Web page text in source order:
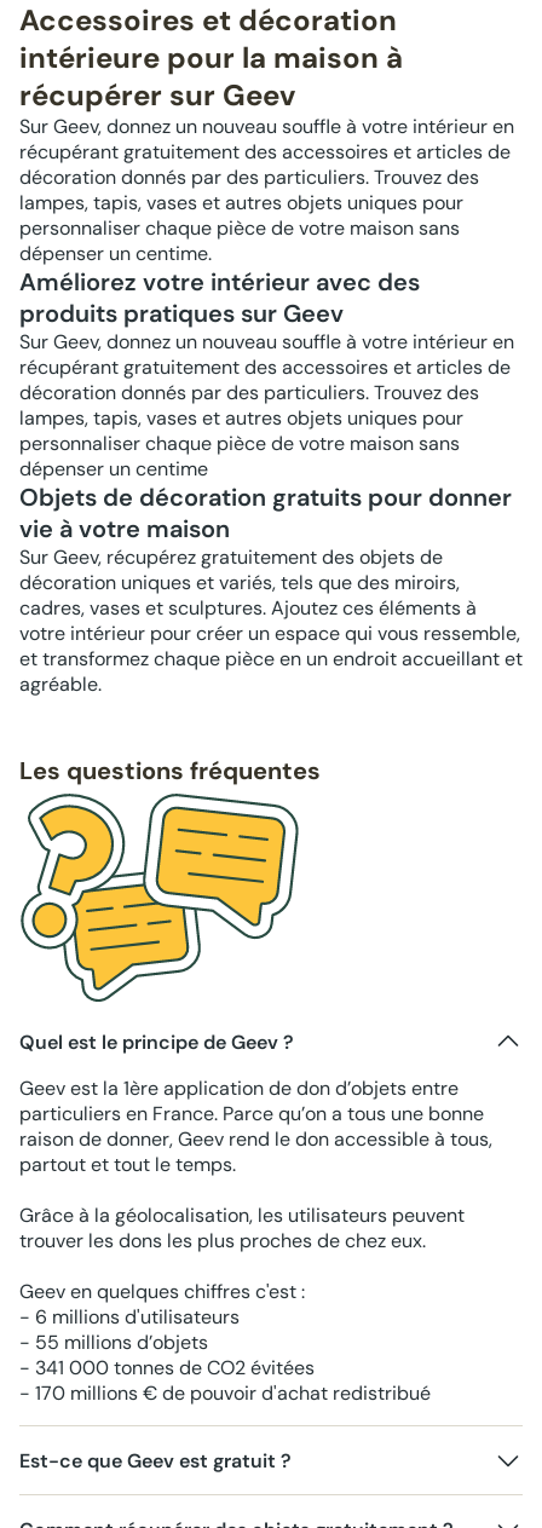
Accessoires et décoration
intérieure pour la maison à
récupérer sur Geev
Sur Geev, donnez un nouveau souffle à votre intérieur en
récupérant gratuitement des accessoires et articles de
décoration donnés par des particuliers. Trouvez des
lampes, tapis, vases et autres objets uniques pour
personnaliser chaque pièce de votre maison sans
dépenser un centime.
Améliorez votre intérieur avec des
produits pratiques sur Geev
Sur Geev, donnez un nouveau souffle à votre intérieur en
récupérant gratuitement des accessoires et articles de
décoration donnés par des particuliers. Trouvez des
lampes, tapis, vases et autres objets uniques pour
personnaliser chaque pièce de votre maison sans
dépenser un centime
Objets de décoration gratuits pour donner
vie à votre maison
Sur Geev, récupérez gratuitement des objets de
décoration uniques et variés, tels que des miroirs,
cadres, vases et sculptures. Ajoutez ces éléments à
votre intérieur pour créer un espace qui vous ressemble,
et transformez chaque pièce en un endroit accueillant et
agréable.
Les questions fréquentes
Quel est le principe de Geev ?
Geev est la 1ère application de don d’objets entre
particuliers en France. Parce qu’on a tous une bonne
raison de donner, Geev rend le don accessible à tous,
partout et tout le temps.
Grâce à la géolocalisation, les utilisateurs peuvent
trouver les dons les plus proches de chez eux.
Geev en quelques chiffres c'est :
- 6 millions d'utilisateurs
- 55 millions d’objets
- 341 000 tonnes de CO2 évitées
- 170 millions € de pouvoir d'achat redistribué
Est-ce que Geev est gratuit ?